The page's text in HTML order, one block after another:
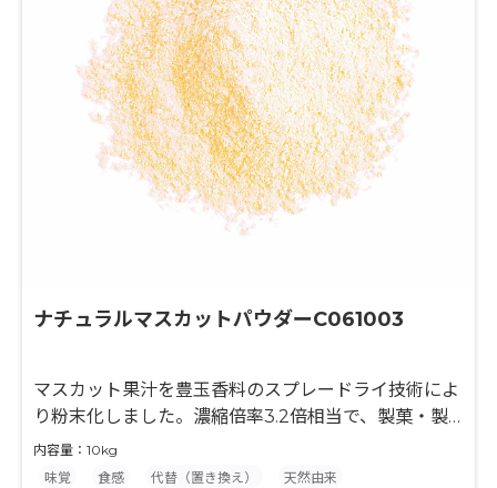
ナチュラルマスカットパウダーC061003
マスカット果汁を豊玉香料のスプレードライ技術によ
り粉末化しました。濃縮倍率3.2倍相当で、製菓・製
パン・粉末飲料等の風味付けに最適な原料です。果汁
とデキストリンのみを使用して粉末化していますの
内容量：10kg
味覚
食感 代替（置き換え） 天然由来